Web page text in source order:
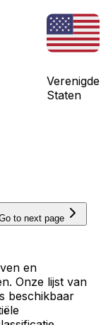
Verenigde
Staten
to next page
en
Onze lijst van
beschikbaar